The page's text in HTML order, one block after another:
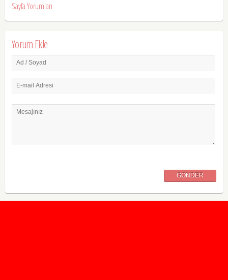
Sayfa Yorumları
Yorum Ekle
Ad / Soyad
E-mail Adresi
Mesajınız
GÖNDER